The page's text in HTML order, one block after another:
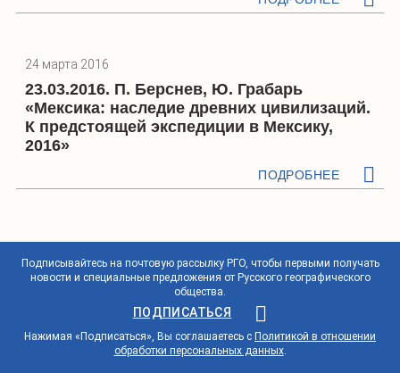
24 марта 2016
23.03.2016. П. Берснев, Ю. Грабарь
«Мексика: наследие древних цивилизаций.
К предстоящей экспедиции в Мексику,
2016»
ПОДРОБНЕЕ
Подписывайтесь на почтовую рассылку РГО, чтобы первыми получать
новости и специальные предложения от Русского географического
общества.
ПОДПИСАТЬСЯ
Нажимая «Подписаться», Вы соглашаетесь с Политикой в отношении
обработки персональных данных.